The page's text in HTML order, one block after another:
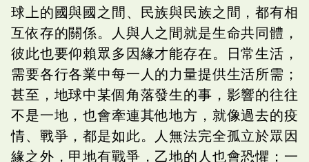
球上的國與國之間、民族與民族之間，都有相
互依存的關係。人與人之間就是生命共同體，
彼此也要仰賴眾多因緣才能存在。日常生活，
需要各行各業中每一人的力量提供生活所需；
甚至，地球中某個角落發生的事，影響的往往
不是一地，也會牽連其他地方，就像過去的疫
情、戰爭，都是如此。人無法完全孤立於眾因
緣之外，甲地有戰爭，乙地的人也會恐懼；一